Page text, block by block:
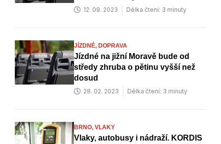
12. 09. 2023 Délka čtení: 3 minuty
JÍZDNÉ, DOPRAVA
Jízdné na jižní Moravě bude od
středy zhruba o pětinu vyšší než
dosud
28. 02. 2023 Délka čtení: 3 minuty
BRNO, VLAKY
Vlaky, autobusy i nádraží. KORDIS